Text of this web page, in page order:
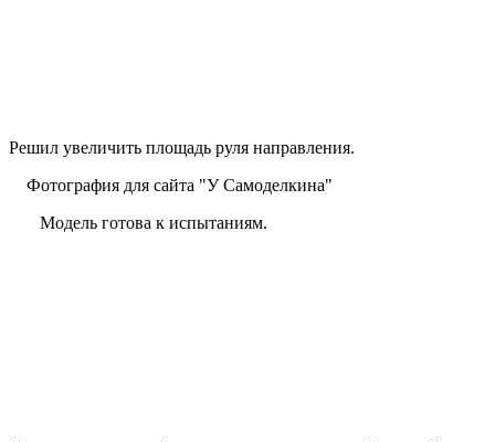
Решил увеличить площадь руля направления.
Фотография для сайта "У Самоделкина"
Модель готова к испытаниям.